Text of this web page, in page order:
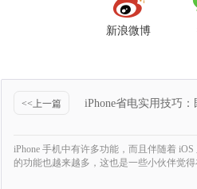
新浪微博
<<上一篇 iPhone省电实用技巧
iPhone 手机中有许多功能，而且伴随着
的功能也越来越多，这也是一些小伙伴觉